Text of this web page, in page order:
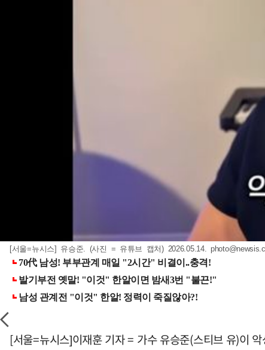
[서울=뉴시스] 유승준. (사진 = 유튜브 캡처) 2026.05.14.
[서울=뉴시스]이재훈 기자 = 가수 유승준(스티브 유)이